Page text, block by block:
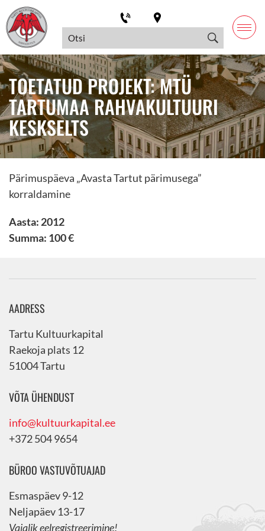
TOETATUD PROJEKT: MTÜ
TARTUMAA RAHVAKULTUURI
KESKSELTS
Pärimuspäeva „Avasta Tartut pärimusega”
korraldamine
Aasta: 2012
Summa: 100 €
AADRESS
Tartu Kultuurkapital
Raekoja plats 12
51004 Tartu
VÕTA ÜHENDUST
info@kultuurkapital.ee
+372 504 9654
BÜROO VASTUVÕTUAJAD
Esmaspäev 9-12
Neljapäev 13-17
Vajalik eelregistreerimine!